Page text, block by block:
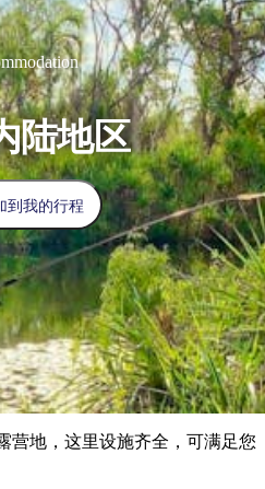
陆地区
到我的行程
营地，这里设施齐全，可满足您